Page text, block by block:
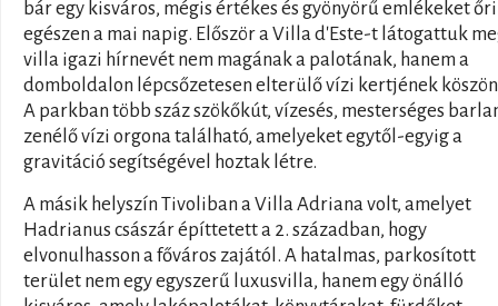
bár egy kisváros, mégis értékes és gyönyörű emlékeket
egészen a mai napig. Először a Villa d'Este-t látogattuk
villa igazi hírnevét nem magának a palotának, hanem a
domboldalon lépcsőzetesen elterülő vízi kertjének
A parkban több száz szökőkút, vízesés, mesterséges
zenélő vízi orgona található, amelyeket egytől-egyig a
gravitáció segítségével hoztak létre.
A másik helyszín Tivoliban a Villa Adriana volt, amelyet
Hadrianus császár építtetett a 2. században, hogy
elvonulhasson a főváros zajától. A hatalmas, parkosított
terület nem egy egyszerű luxusvilla, hanem egy önálló